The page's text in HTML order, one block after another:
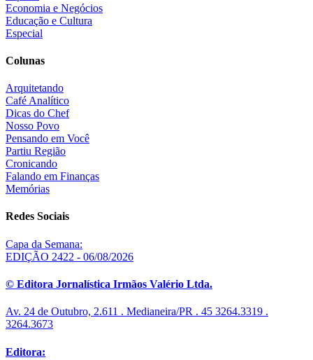
Economia e Negócios
Educação e Cultura
Especial
Colunas
Arquitetando
Café Analítico
Dicas do Chef
Nosso Povo
Pensando em Você
Partiu Região
Cronicando
Falando em Finanças
Memórias
Redes Sociais
Capa da Semana:
EDIÇÃO 2422 - 06/08/2026
© Editora Jornalística Irmãos Valério Ltda.
Av. 24 de Outubro, 2.611 . Medianeira/PR . 45 3264.3319 .
3264.3673
Editora: